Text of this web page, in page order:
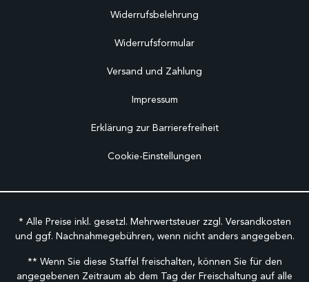
Widerrufsbelehrung
Widerrufsformular
Versand und Zahlung
Impressum
Erklärung zur Barrierefreiheit
Cookie-Einstellungen
* Alle Preise inkl. gesetzl. Mehrwertsteuer zzgl. Versandkosten
und ggf. Nachnahmegebühren, wenn nicht anders angegeben.
** Wenn Sie diese Staffel freischalten, können Sie für den
angegebenen Zeitraum ab dem Tag der Freischaltung auf alle